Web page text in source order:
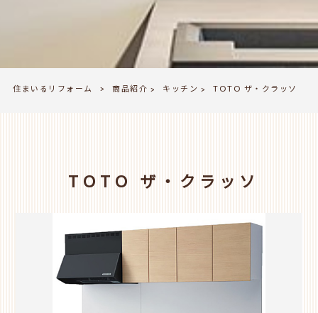
住まいるリフォーム > 商品紹介 > キッチン > TOTO ザ・クラッソ
TOTO ザ・クラッソ